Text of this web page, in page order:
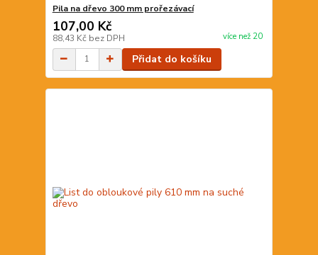
Pila na dřevo 300 mm prořezávací
107,00 Kč
88,43 Kč bez DPH více než 20
Přidat do košíku